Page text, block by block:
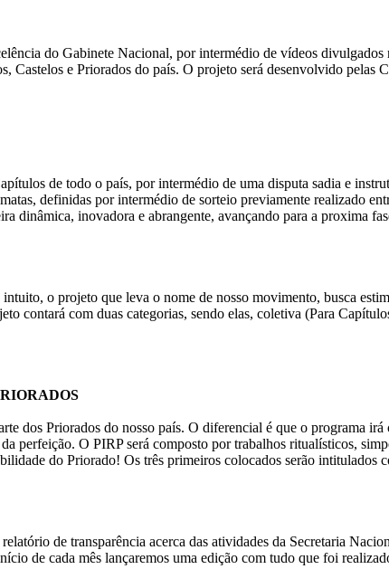
do Gabinete Nacional, por intermédio de vídeos
Castelos e Priorados do país. O projeto será desenvolvido pelas
de todo o país, por intermédio de uma disputa sadia e
definidas por intermédio de sorteio previamente realizado
dinâmica, inovadora e abrangente, avançando para a proxima
o projeto que leva o nome de nosso movimento, busca
contará com duas categorias, sendo elas, coletiva (Para
dos Priorados do nosso país. O diferencial é que o programa
perfeição. O PIRP será composto por trabalhos ritualísticos,
do Priorado! Os três primeiros colocados serão
de transparência acerca das atividades da Secretaria
de cada mês lançaremos uma edição com tudo que foi